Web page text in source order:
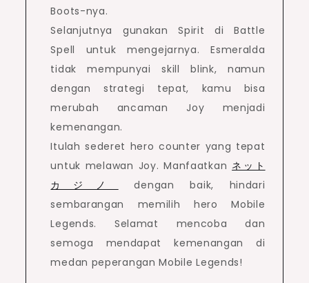
Boots-nya.
Selanjutnya gunakan Spirit di Battle
Spell untuk mengejarnya. Esmeralda
tidak mempunyai skill blink, namun
dengan strategi tepat, kamu bisa
merubah ancaman Joy menjadi
kemenangan.
Itulah sederet hero counter yang tepat
untuk melawan Joy. Manfaatkan ネット
カジノ
dengan baik, hindari
sembarangan memilih hero Mobile
Legends. Selamat mencoba dan
semoga mendapat kemenangan di
medan peperangan Mobile Legends!